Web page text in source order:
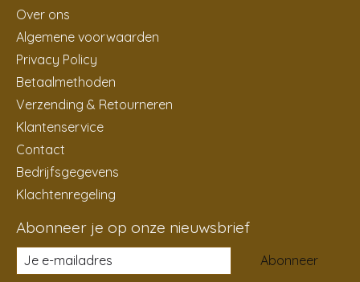
Over ons
Algemene voorwaarden
Privacy Policy
Betaalmethoden
Verzending & Retourneren
Klantenservice
Contact
Bedrijfsgegevens
Klachtenregeling
Abonneer je op onze nieuwsbrief
Abonneer